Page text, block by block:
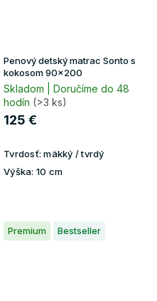
Penový detský matrac Sonto s
kokosom 90x200
Skladom | Doručíme do 48
hodín (>3 ks)
125 €
Tvrdosť: mäkký / tvrdý
Výška: 10 cm
Premium Bestseller